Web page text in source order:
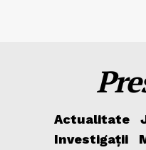
Actualitate
Investigații